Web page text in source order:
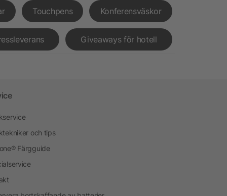
Touchpens Konferensväskor
Giveaways för hotell
och tips
Färgguide